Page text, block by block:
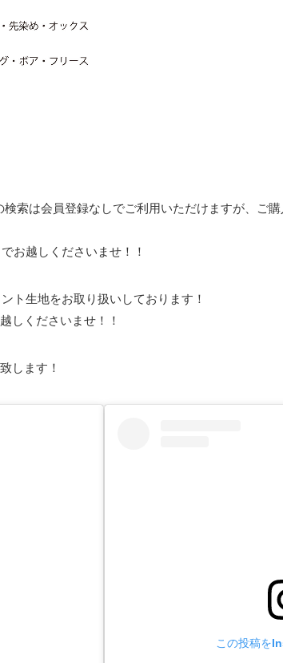
検索は会員登録なしでご利用いただけますが、ご
お越しくださいませ！！
ト生地をお取り扱いしております！
しくださいませ！！
します！
この投稿を